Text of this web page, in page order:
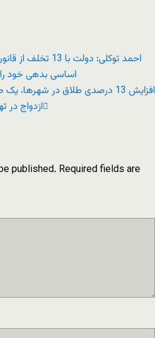
احمد توکلی: دولت با 13
اساسی بدهی خود
ازدواج در
published. Required fields are